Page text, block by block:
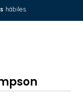
hábiles.